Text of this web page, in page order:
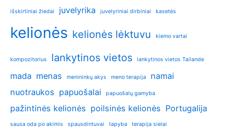
išskirtiniai žiedai juvelyrika juvelyriniai dirbiniai kasetės
kelionės kelionės lėktuvu kiemo vartai
kompozitorius lankytinos vietos lankytinos vietos Tailande
mada menas menininkų akys meno terapija
namai
nuotraukos papuošalai papuošalų gamyba
pažintinės kelionės poilsinės kelionės Portugalija
sausa oda po akimis spausdintuvai tapyba terapija sielai